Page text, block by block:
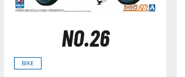
NO.26
BIKE